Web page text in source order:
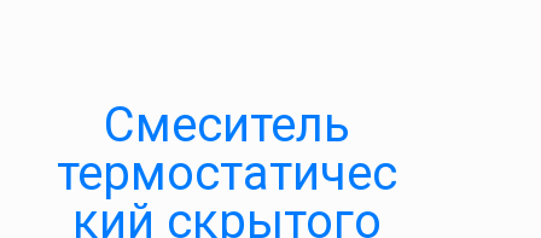
Смеситель
термостатичес
кий скрытого